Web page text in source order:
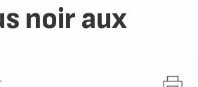
noir aux